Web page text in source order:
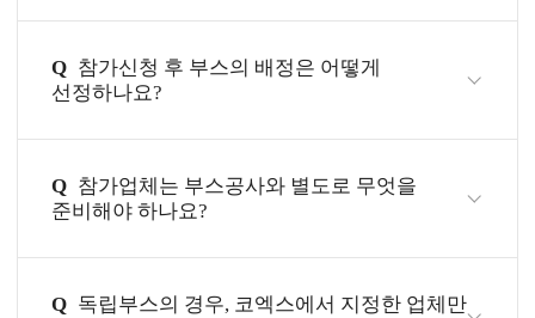
Q 참가신청 후 부스의 배정은 어떻게
선정하나요?
Q 참가업체는 부스공사와 별도로 무엇을
준비해야 하나요?
Q 독립부스의 경우, 코엑스에서 지정한 업체만